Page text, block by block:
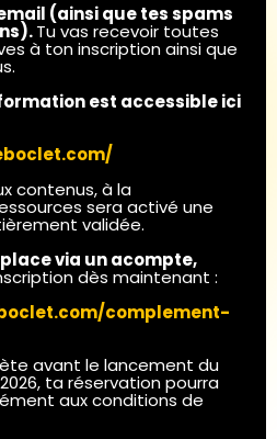
(ainsi que tes spams
Tu vas recevoir toutes
à ton inscription ainsi que
est accessible ici
contenus, à la
sera activé une
validée.
via un acompte,
dès maintenant :
complement-
avant le lancement du
ta réservation pourra
aux conditions de